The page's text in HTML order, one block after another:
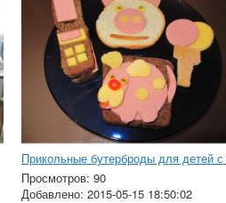
Просмотров: 90
Добавлено: 2015-05-15 18:50:02